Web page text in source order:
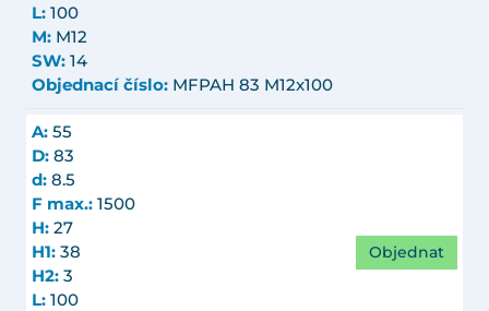
L: 100
M: M12
SW: 14
Objednací číslo: MFPAH 83 M12x100
A: 55
D: 83
d: 8.5
F max.: 1500
H: 27
H1: 38
H2: 3
L: 100
Objednat